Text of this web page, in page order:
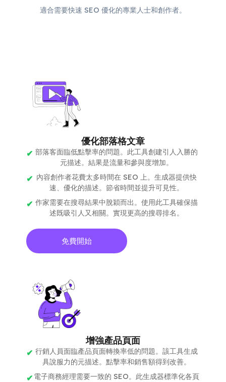
適合需要快速 SEO 優化的專業人士和創作者。
優化部落格文章
部落客面臨低點擊率的問題。此工具創建引人入勝的
元描述。結果是流量和參與度增加。
內容創作者花費太多時間在 SEO 上。生成器提供快
速、優化的描述。節省時間並提升可見性。
作家需要在搜尋結果中脫穎而出。使用此工具確保描
述既吸引人又相關。實現更高的搜尋排名。
免費開始
增強產品頁面
行銷人員面臨產品頁面轉換率低的問題。該工具生成
具說服力的元描述。點擊率和銷售額得到改善。
電子商務經理需要一致的 SEO。此生成器標準化各頁